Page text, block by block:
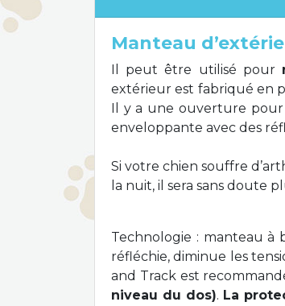
Manteau
Il peut être utilisé pour
extérieur est fabriqué en
Il y a une ouverture pour
enveloppante avec des
Si votre chien souffre
la nuit, il sera sans doute
Technologie : manteau
réfléchie, diminue les
and Track est
niveau du dos). La